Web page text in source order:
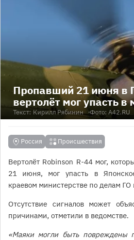
Пропавший 21 июня в
вертолёт мог упасть в
Текст: Кирилл Рябинин Фото: А42.RU
Россия Происшествия
Вертолёт Robinson R-44 мог,
21 июня, мог упасть в
краевом министерстве по делам ГО
Отсутствие сигналов может
причинами, отметили в ведомстве.
«Маяки могли быть повреждены